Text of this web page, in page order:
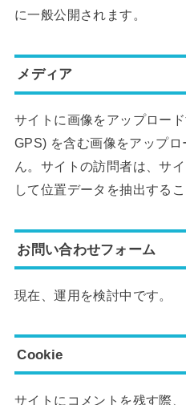
に一般公開されます。
メディア
サイトに画像をアップロー
GPS) を含む画像をアップ
ん。サイトの訪問者は、サ
して位置データを抽出するこ
お問い合わせフォーム
現在、運用を検討中です。
Cookie
サイトにコメントを残す際